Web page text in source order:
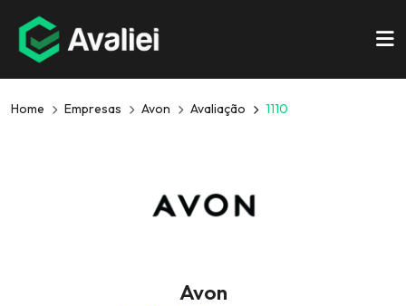
Home Empresas Avon Avaliação 1110
Avon